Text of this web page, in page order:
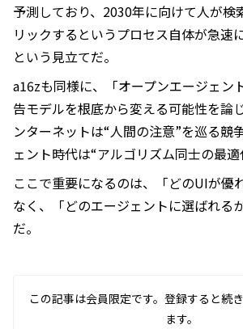
予測しており、2030年に向けて人が検
リックするというプロセス自体が急速
という見立てだ。
a16zも同様に、「オープンエージェン
告モデルを根底から変える可能性を論
ンターネットは“人間の注意”を巡る競
ェント時代は“アルゴリズム同士の最適
ここで重要になるのは、「どのUIが優
なく、「どのエージェントに選ばれる
だ。
この記事は会員限定です。登録すると続
ます。